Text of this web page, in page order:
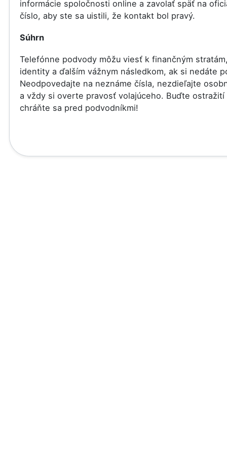
informácie spoločnosti online a zavolať späť na
číslo, aby ste sa uistili, že kontakt bol pravý.
Súhrn
Telefónne podvody môžu viesť k finančným
identity a ďalším vážnym následkom, ak si nedáte
Neodpovedajte na neznáme čísla, nezdieľajte
a vždy si overte pravosť volajúceho. Buďte ostražití
chráňte sa pred podvodníkmi!